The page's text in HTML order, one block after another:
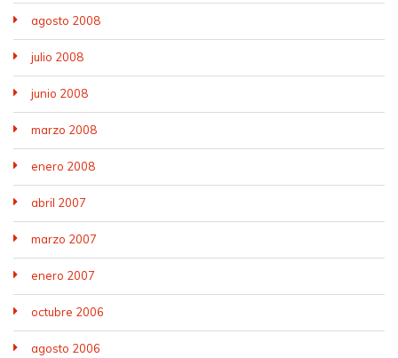
agosto 2008
julio 2008
junio 2008
marzo 2008
enero 2008
abril 2007
marzo 2007
enero 2007
octubre 2006
agosto 2006